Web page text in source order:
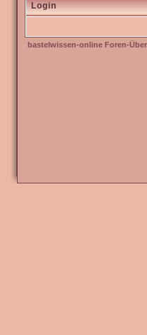
Login
bastelwissen-online Foren-